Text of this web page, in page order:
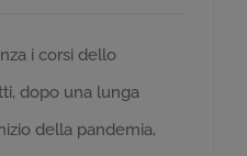
i corsi dello
dopo una lunga
della pandemia,